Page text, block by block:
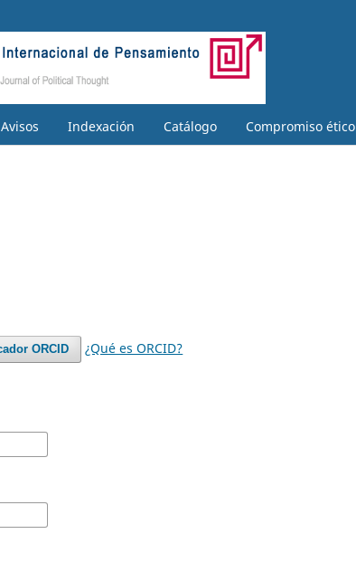
Avisos Indexación Catálogo Compromiso ético
ORCID ¿Qué es ORCID?